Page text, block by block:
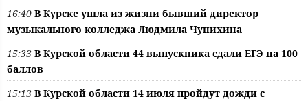
16:40 В Курске ушла из жизни бывший директор
музыкального колледжа Людмила Чунихина
15:33 В Курской области 44 выпускника сдали ЕГЭ на 100
баллов
15:13 В Курской области 14 июля пройдут дожди с